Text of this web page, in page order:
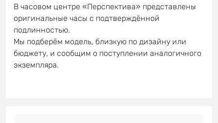
В часовом центре «Перспектива» представлены
оригинальные часы с подтверждённой
подлинностью.
Мы подберём модель, близкую по дизайну или
бюджету, и сообщим о поступлении аналогичного
экземпляра.